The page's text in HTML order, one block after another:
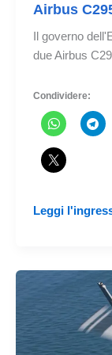
Airbus
Il governo
due Airbus
Condividere:
L'Ecuador
due
C295
Leggi